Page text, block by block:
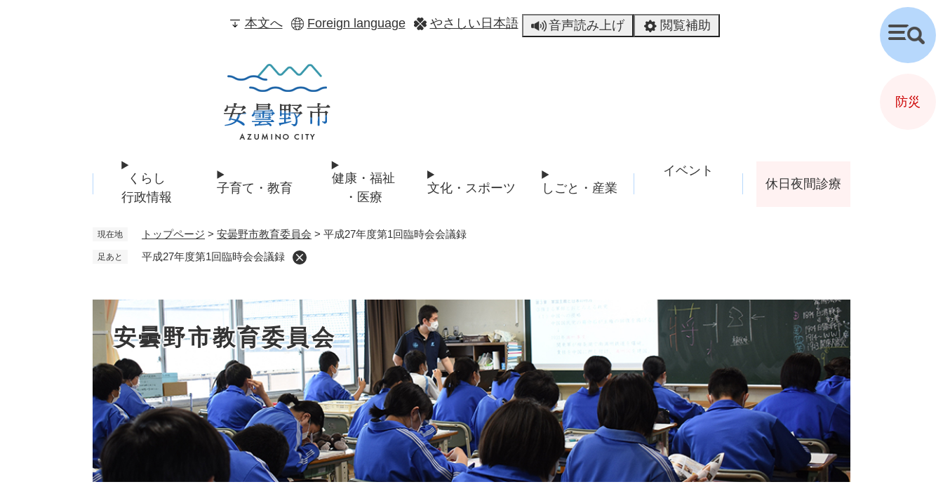
本文へ Foreign language やさしい日本語 音声読み上げ 閲覧補助
くらし
行政情報
子育て・教育
健康・福祉
・医療
文化・スポーツ しごと・産業
イベント
休日夜間診療
現在地 トップページ > 安曇野市教育委員会 > 平成27年度第1回臨時会会議録
足あと 平成27年度第1回臨時会会議録
安曇野市教育委員会
検
索
防災